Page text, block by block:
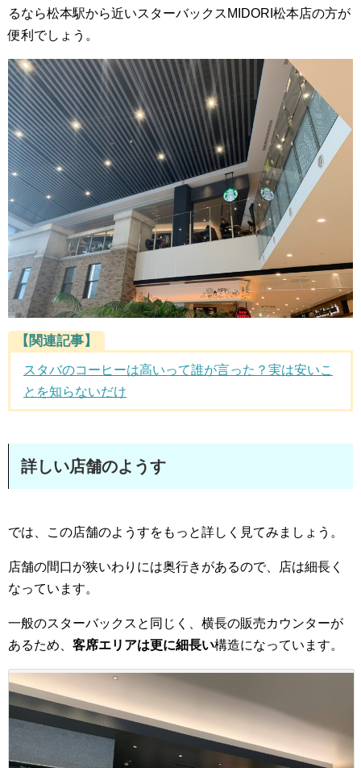
るなら松本駅から近いスターバックスMIDORI松本店の方が
便利でしょう。
【関連記事】
スタバのコーヒーは高いって誰が言った？実は安いこ
とを知らないだけ
詳しい店舗のようす
では、この店舗のようすをもっと詳しく見てみましょう。
店舗の間口が狭いわりには奥行きがあるので、店は細長く
なっています。
一般のスターバックスと同じく、横長の販売カウンターが
あるため、 客席エリアは更に細長い構造になっています。